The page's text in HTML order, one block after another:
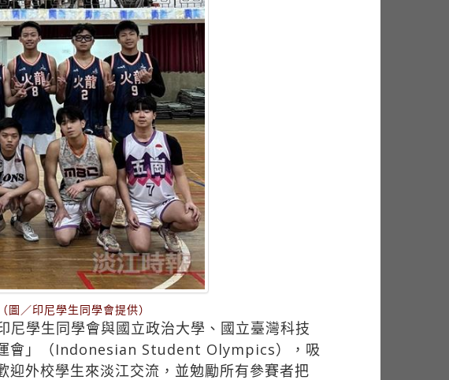
／印尼學生同學會提供）
尼學生同學會與國立政治大學、國立臺灣科技
會」（Indonesian Student Olympics），吸
外校學生來淡江交流，並勉勵所有參賽者把